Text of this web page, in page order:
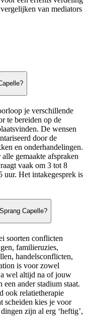
van mediators
je verschillende
te bereiden op de
De wensen
door de
en onderhandelingen.
gemaakte afspraken
vaak om 3 tot 8
uur. Het intakegesprek is
Capelle?
soorten conflicten
familieruzies,
handelsconflicten,
is voor zowel
wel altijd na of jouw
ander stadium staat.
ook relatietherapie
scheiden kies je voor
zijn al erg ‘heftig’,